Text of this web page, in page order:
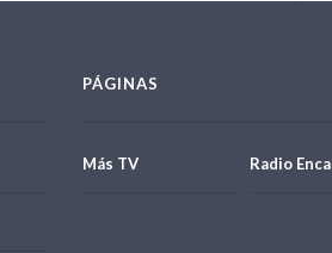
PÁGINAS
Más TV Radio